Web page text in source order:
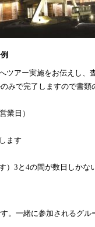
ツアー実施をお伝えし、
みで完了しますので書類
業日）
ます
3と4の間が数日しかな
一緒に参加されるグル